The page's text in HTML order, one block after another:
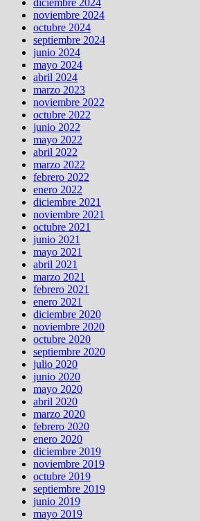
diciembre 2024
noviembre 2024
octubre 2024
septiembre 2024
junio 2024
mayo 2024
abril 2024
marzo 2023
noviembre 2022
octubre 2022
junio 2022
mayo 2022
abril 2022
marzo 2022
febrero 2022
enero 2022
diciembre 2021
noviembre 2021
octubre 2021
junio 2021
mayo 2021
abril 2021
marzo 2021
febrero 2021
enero 2021
diciembre 2020
noviembre 2020
octubre 2020
septiembre 2020
julio 2020
junio 2020
mayo 2020
abril 2020
marzo 2020
febrero 2020
enero 2020
diciembre 2019
noviembre 2019
octubre 2019
septiembre 2019
junio 2019
mayo 2019